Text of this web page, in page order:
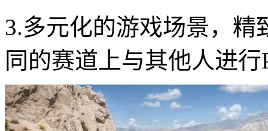
3.多元化的游戏场景，
同的赛道上与其他人进